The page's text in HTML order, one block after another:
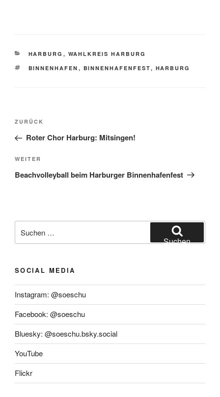
KATEGORIEN
HARBURG , WAHLKREIS HARBURG
SCHLAGWÖRTER
BINNENHAFEN , BINNENHAFENFEST, HARBURG
Beitragsnavigation
Vorheriger
Beitrag
ZURÜCK
Roter Chor Harburg: Mitsingen!
Nächster
Beitrag
WEITER
Beachvolleyball beim Harburger Binnenhafenfest
nach:
Suchen
SOCIAL MEDIA
Instagram: @soeschu
Facebook: @soeschu
Bluesky: @soeschu.bsky.social
YouTube
Flickr